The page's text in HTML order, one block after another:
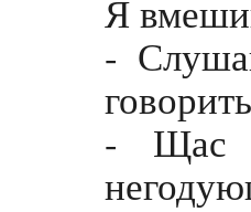
Я
-
- Щас